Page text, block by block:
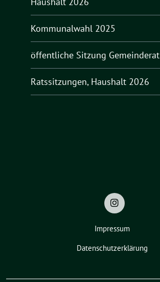
Kommunalwahl 2025
öffentliche Sitzung Gemeinderat
Ratssitzungen, Haushalt 2026
Impressum
Datenschutzerklärung